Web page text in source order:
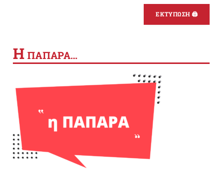
ΕΚΤΥΠΩΣΗ 🖨
Η ΠΑΠΑΡΑ…